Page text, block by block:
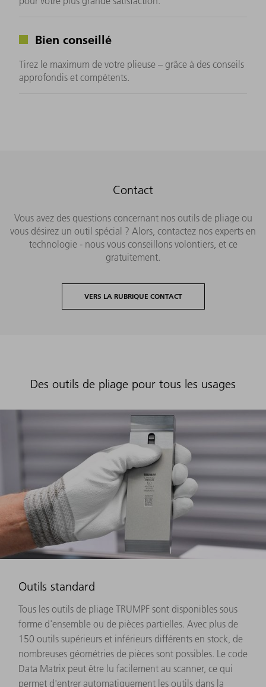
Bien conseillé
Tirez le maximum de votre plieuse – grâce à des conseils
approfondis et compétents.
Contact
Vous avez des questions concernant nos outils de pliage ou
vous désirez un outil spécial ? Alors, contactez nos experts en
technologie - nous vous conseillons volontiers, et ce
gratuitement.
VERS LA RUBRIQUE CONTACT
Des outils de pliage pour tous les usages
Outils standard
Tous les outils de pliage TRUMPF sont disponibles sous
forme d'ensemble ou de pièces partielles. Avec plus de
150 outils supérieurs et inférieurs différents en stock, de
nombreuses géométries de pièces sont possibles. Le code
Data Matrix peut être lu facilement au scanner, ce qui
permet d'entrer automatiquement les outils dans la